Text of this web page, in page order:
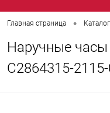
Главная страница •
Наручные часы
С2864315-